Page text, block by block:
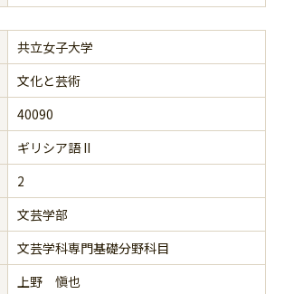
共立女子大学
文化と芸術
40090
ギリシア語 II
2
文芸学部
文芸学科専門基礎分野科目
上野 愼也